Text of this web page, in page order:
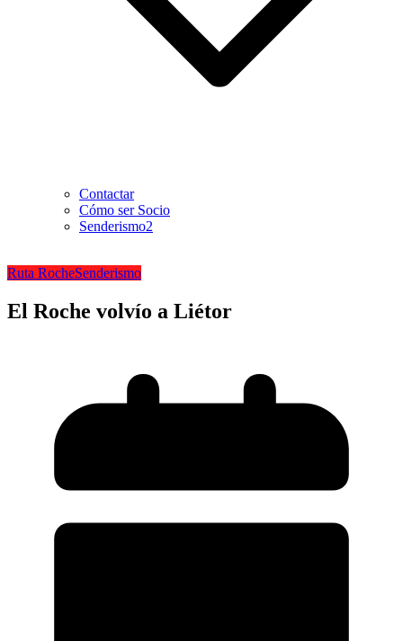
Contactar
Cómo ser Socio
Senderismo2
Ruta RocheSenderismo
El Roche volvío a Liétor